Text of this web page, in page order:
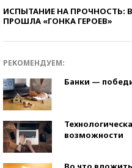
ИСПЫТАНИЕ НА ПРОЧНОСТЬ:
ПРОШЛА «ГОНКА ГЕРОЕВ»
РЕКОМЕНДУЕМ:
Банки —
возможности